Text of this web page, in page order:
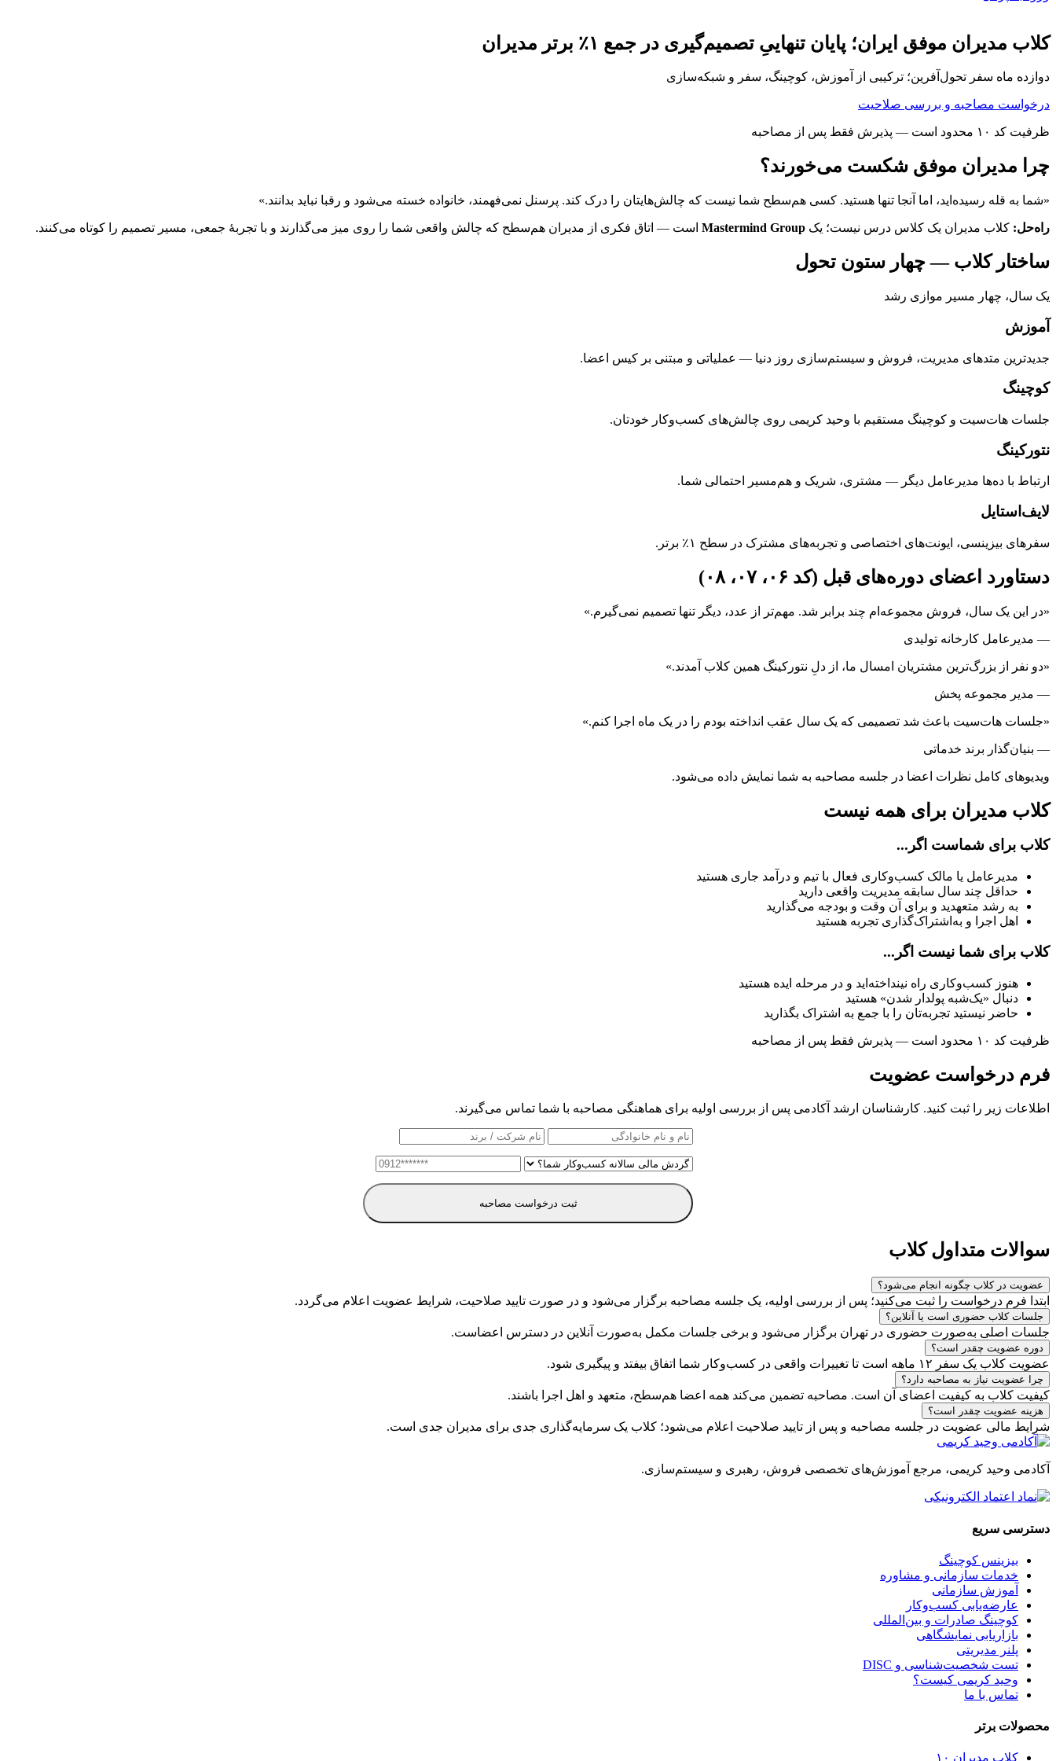
کلاب مدیران موفق ایران؛ پایان تنهاییِ تصمیم‌گیری در جمع ۱٪ برتر مدیران
دوازده ماه سفر تحول‌آفرین؛ ترکیبی از آموزش، کوچینگ، سفر و شبکه‌سازی
درخواست مصاحبه و بررسی صلاحیت
ظرفیت کد ۱۰ محدود است — پذیرش فقط پس از مصاحبه
چرا مدیران موفق شکست می‌خورند؟
«شما به قله رسیده‌اید، اما آنجا تنها هستید. کسی هم‌سطح شما نیست که چالش‌هایتان را درک کند. پرسنل نمی‌فهمند، خانواده خسته می‌شود و رقبا نباید بدانند.»
راه‌حل: کلاب مدیران یک کلاس درس نیست؛ یک Mastermind Group است — اتاق فکری از مدیران هم‌سطح که چالش واقعی شما را روی میز می‌گذارند و با تجربهٔ جمعی، مسیر تصمیم را کوتاه می‌کنند.
ساختار کلاب — چهار ستون تحول
یک سال، چهار مسیر موازی رشد
آموزش
جدیدترین متدهای مدیریت، فروش و سیستم‌سازی روز دنیا — عملیاتی و مبتنی بر کیس اعضا.
کوچینگ
جلسات هات‌سیت و کوچینگ مستقیم با وحید کریمی روی چالش‌های کسب‌وکار خودتان.
نتورکینگ
ارتباط با ده‌ها مدیرعامل دیگر — مشتری، شریک و هم‌مسیر احتمالی شما.
لایف‌استایل
سفرهای بیزینسی، ایونت‌های اختصاصی و تجربه‌های مشترک در سطح ۱٪ برتر.
دستاورد اعضای دوره‌های قبل (کد ۰۶، ۰۷، ۰۸)
«در این یک سال، فروش مجموعه‌ام چند برابر شد. مهم‌تر از عدد، دیگر تنها تصمیم نمی‌گیرم.»
— مدیرعامل کارخانه تولیدی
«دو نفر از بزرگ‌ترین مشتریان امسال ما، از دلِ نتورکینگ همین کلاب آمدند.»
— مدیر مجموعه پخش
«جلسات هات‌سیت باعث شد تصمیمی که یک سال عقب انداخته بودم را در یک ماه اجرا کنم.»
— بنیان‌گذار برند خدماتی
ویدیوهای کامل نظرات اعضا در جلسه مصاحبه به شما نمایش داده می‌شود.
کلاب مدیران برای همه نیست
کلاب برای شماست اگر...
مدیرعامل یا مالک کسب‌وکاری فعال با تیم و درآمد جاری هستید
حداقل چند سال سابقه مدیریت واقعی دارید
به رشد متعهدید و برای آن وقت و بودجه می‌گذارید
اهل اجرا و به‌اشتراک‌گذاری تجربه هستید
کلاب برای شما نیست اگر...
هنوز کسب‌وکاری راه نینداخته‌اید و در مرحله ایده هستید
دنبال «یک‌شبه پولدار شدن» هستید
حاضر نیستید تجربه‌تان را با جمع به اشتراک بگذارید
ظرفیت کد ۱۰ محدود است — پذیرش فقط پس از مصاحبه
فرم درخواست عضویت
اطلاعات زیر را ثبت کنید. کارشناسان ارشد آکادمی پس از بررسی اولیه برای هماهنگی مصاحبه با شما تماس می‌گیرند.
ثبت درخواست مصاحبه
سوالات متداول کلاب
عضویت در کلاب چگونه انجام می‌شود؟
ابتدا فرم درخواست را ثبت می‌کنید؛ پس از بررسی اولیه، یک جلسه مصاحبه برگزار می‌شود و در صورت تایید صلاحیت، شرایط عضویت اعلام می‌گردد.
جلسات کلاب حضوری است یا آنلاین؟
جلسات اصلی به‌صورت حضوری در تهران برگزار می‌شود و برخی جلسات مکمل به‌صورت آنلاین در دسترس اعضاست.
دوره عضویت چقدر است؟
عضویت کلاب یک سفر ۱۲ ماهه است تا تغییرات واقعی در کسب‌وکار شما اتفاق بیفتد و پیگیری شود.
چرا عضویت نیاز به مصاحبه دارد؟
کیفیت کلاب به کیفیت اعضای آن است. مصاحبه تضمین می‌کند همه اعضا هم‌سطح، متعهد و اهل اجرا باشند.
هزینه عضویت چقدر است؟
شرایط مالی عضویت در جلسه مصاحبه و پس از تایید صلاحیت اعلام می‌شود؛ کلاب یک سرمایه‌گذاری جدی برای مدیران جدی است.
آکادمی وحید کریمی، مرجع آموزش‌های تخصصی فروش، رهبری و سیستم‌سازی.
دسترسی سریع
بیزینس کوچینگ
خدمات سازمانی و مشاوره
آموزش سازمانی
عارضه‌یابی کسب‌وکار
کوچینگ صادرات و بین‌المللی
بازاریابی نمایشگاهی
پلنر مدیریتی
تست شخصیت‌شناسی و DISC
وحید کریمی کیست؟
تماس با ما
محصولات برتر
کلاب مدیران ۱۰